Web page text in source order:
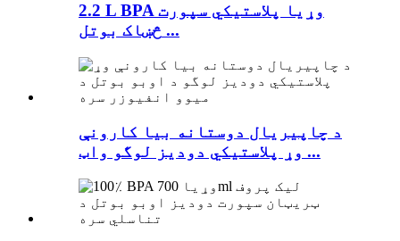
2.2 L BPA وړیا پلاستيکي سپورت
څښاک بوتل ...
د چاپیریال دوستانه بیا کارونې
وړ پلاستيکي دودیز لوگو واټ ...